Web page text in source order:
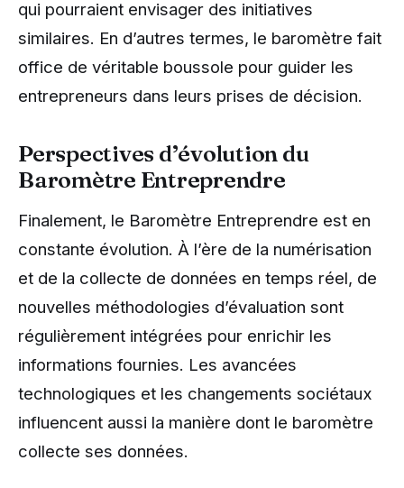
qui pourraient envisager des initiatives
similaires. En d’autres termes, le baromètre fait
office de véritable boussole pour guider les
entrepreneurs dans leurs prises de décision.
Perspectives d’évolution du
Baromètre Entreprendre
Finalement, le Baromètre Entreprendre est en
constante évolution. À l’ère de la numérisation
et de la collecte de données en temps réel, de
nouvelles méthodologies d’évaluation sont
régulièrement intégrées pour enrichir les
informations fournies. Les avancées
technologiques et les changements sociétaux
influencent aussi la manière dont le baromètre
collecte ses données.